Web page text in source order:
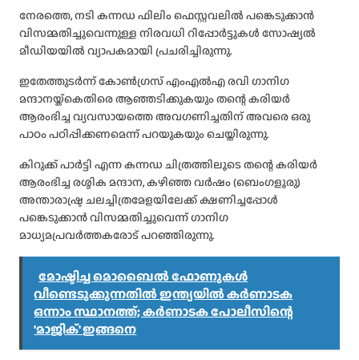
നേരത്തെ, നടി കന്നഡ ഫിലിം ഫെസ്റ്റവലില്‍ പങ്കെടുക്കാന്‍
വിസമ്മതിച്ചുവെന്നുള്ള നിരവധി റിപ്പോര്‍ട്ടുകള്‍ സോഷ്യല്‍
മീഡിയയില്‍ വ്യാപകമായി പ്രചരിച്ചിരുന്നു.
ഇതേത്തുടര്‍ന്ന് കോണ്‍ഗ്രസ് എംഎല്‍എ രവി ഗാനിഗ
മന്ദാനയ്ക്കെതിരെ ആഞ്ഞടിക്കുകയും തന്റെ കരിയര്‍
ആരംഭിച്ച വ്യവസായത്തെ അവഗണിച്ചതിന് അവരെ ഒരു
പാഠം പഠിപ്പിക്കണമെന്ന് പറയുകയും ചെയ്തിരുന്നു.
കിറുക്ക് പാര്‍ട്ടി എന്ന കന്നഡ ചിത്രത്തിലൂടെ തന്റെ കരിയര്‍
ആരംഭിച്ച രശ്മിക മന്ദാന, കഴിഞ്ഞ വര്‍ഷം (ബെംഗളൂരു)
അന്താരാഷ്ട്ര ചലച്ചിത്രമേളയിലേക്ക് ക്ഷണിച്ചപ്പോള്‍
പങ്കെടുക്കാന്‍ വിസമ്മതിച്ചുവെന്ന് ഗാനിഗ
മാധ്യമപ്രവര്‍ത്തകരോട് പറഞ്ഞിരുന്നു.
മോഷ്ടിച്ച മൊബൈൽ ഫോണുകൾ
വീണ്ടെടുക്കുന്നതിൽ ഇന്ത്യയിൽ കർണാടക
ഒന്നാം സ്ഥാനത്ത്; കർണാടക പോലീസിന്റെ
'മാജിക്' ഇങ്ങനെ